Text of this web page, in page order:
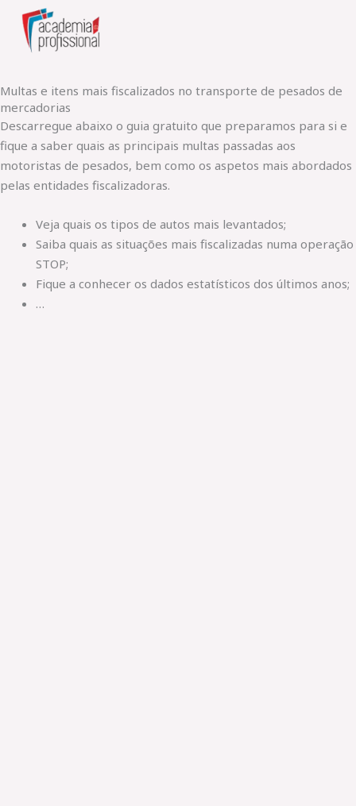
content
Multas e itens mais fiscalizados no transporte de pesados de
mercadorias
Descarregue abaixo o guia gratuito que preparamos para si e
fique a saber quais as principais multas passadas aos
motoristas de pesados, bem como os aspetos mais abordados
pelas entidades fiscalizadoras.
Veja quais os tipos de autos mais levantados;
Saiba quais as situações mais fiscalizadas numa operação
STOP;
Fique a conhecer os dados estatísticos dos últimos anos;
…